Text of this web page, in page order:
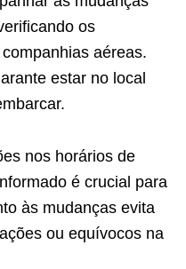
os
aéreas.
estar no local
nos horários de
é crucial para
às mudanças evita
ou equívocos na